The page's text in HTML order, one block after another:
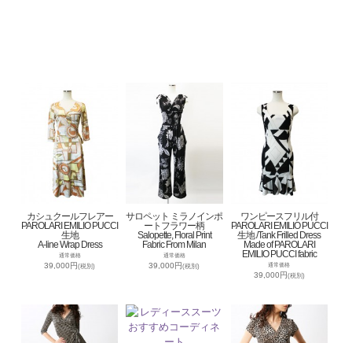
カシュクールフレアー
PAROLARI EMILIO PUCCI
生地
A-line Wrap Dress
通常価格
39,000円(税別)
サロペット ミラノインポ
ートフラワー柄
Salopette, Floral Print
Fabric From Milan
通常価格
39,000円(税別)
ワンピースフリル付
PAROLARI EMILIO PUCCI
生地 /Tank Frilled Dress
Made of PAROLARI
EMILIO PUCCI fabric
通常価格
39,000円(税別)